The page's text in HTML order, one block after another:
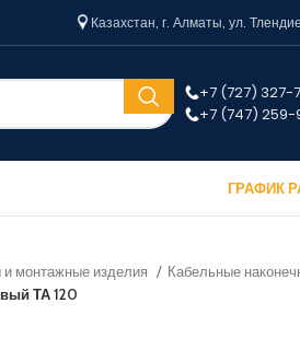
Казахстан, г. Алматы, ул.
+7 (727) 327-
+7 (747)
ГРАФИК
монтажные изделия
Кабельные
ТА 120